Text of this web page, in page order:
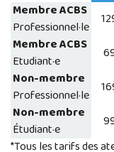
Membre ACBS
Professionnel·le
Membre ACBS
Etudiant·e
Non-membre
Professionnel·le
Non-membre
Étudiant·e
*Tous les tarifs des